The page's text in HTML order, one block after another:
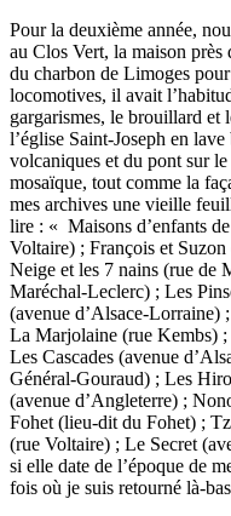
Pour la deuxième année,
au Clos Vert, la maison
du charbon de Limoges
locomotives, il avait
gargarismes, le brouillard et
l’église Saint-Joseph en
volcaniques et du pont sur
mosaïque, tout comme la
mes archives une vieille
lire : « Maisons d’enfants
Voltaire) ; François et
Neige et les 7 nains (rue de
Maréchal-Leclerc) ; Les
(avenue d’Alsace-Lorraine)
La Marjolaine (rue Kembs)
Les Cascades (avenue
Général-Gouraud) ; Les
(avenue d’Angleterre) ;
Fohet (lieu-dit du Fohet) ;
(rue Voltaire) ; Le Secret
si elle date de l’époque de
fois où je suis retourné là-